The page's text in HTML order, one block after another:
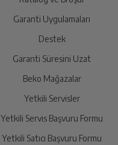
Garanti Uygulamaları
Destek
Garanti Süresini Uzat
Beko Mağazalar
Yetkili Servisler
Yetkili Servis Başvuru Formu
Yetkili Satıcı Başvuru Formu